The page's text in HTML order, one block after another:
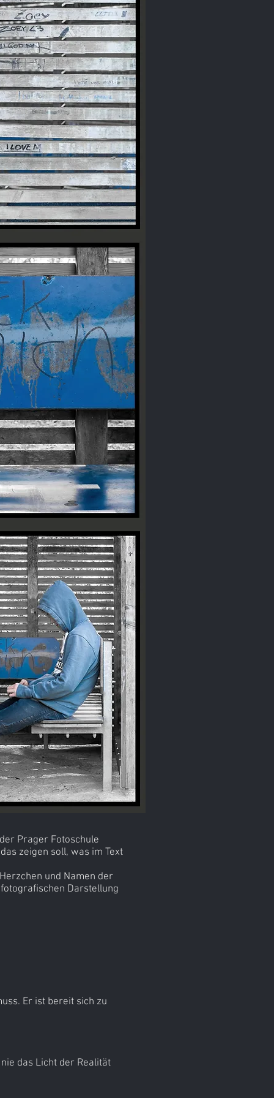
Prager Fotoschule
zeigen soll, was im Text
und Namen der
Darstellung
Er ist bereit sich zu
das Licht der Realität